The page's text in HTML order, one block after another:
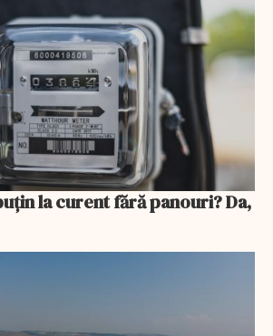
la curent fără panouri? Da,